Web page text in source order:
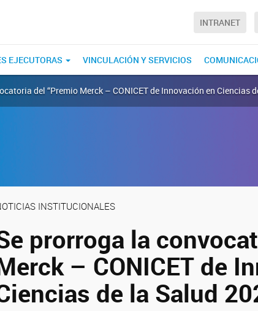
INTRANET
EJECUTORAS VINCULACIÓN Y SERVICIOS
del “Premio Merck – CONICET de Innovación en Ciencias
INSTITUCIONALES
prorroga la
– CONICET de
de la Salud